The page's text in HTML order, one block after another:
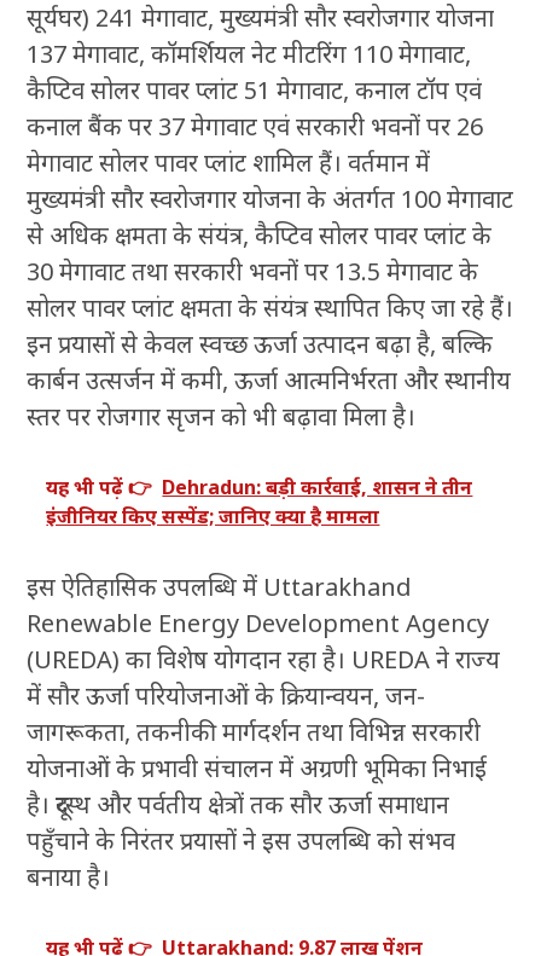
सूर्यघर) 241 मेगावाट, मुख्यमंत्री सौर स्वरोजगार योजना
137 मेगावाट, कॉमर्शियल नेट मीटरिंग 110 मेगावाट,
कैप्टिव सोलर पावर प्लांट 51 मेगावाट, कनाल टॉप एवं
कनाल बैंक पर 37 मेगावाट एवं सरकारी भवनों पर 26
मेगावाट सोलर पावर प्लांट शामिल हैं। वर्तमान में
मुख्यमंत्री सौर स्वरोजगार योजना के अंतर्गत 100 मेगावाट
से अधिक क्षमता के संयंत्र, कैप्टिव सोलर पावर प्लांट के
30 मेगावाट तथा सरकारी भवनों पर 13.5 मेगावाट के
सोलर पावर प्लांट क्षमता के संयंत्र स्थापित किए जा रहे हैं।
इन प्रयासों से केवल स्वच्छ ऊर्जा उत्पादन बढ़ा है, बल्कि
कार्बन उत्सर्जन में कमी, ऊर्जा आत्मनिर्भरता और स्थानीय
स्तर पर रोजगार सृजन को भी बढ़ावा मिला है।
यह भी पढ़ें 👉 Dehradun: बड़ी कार्रवाई, शासन ने तीन
इंजीनियर किए सस्पेंड; जानिए क्या है मामला
इस ऐतिहासिक उपलब्धि में Uttarakhand
Renewable Energy Development Agency
(UREDA) का विशेष योगदान रहा है। UREDA ने राज्य
में सौर ऊर्जा परियोजनाओं के क्रियान्वयन, जन-
जागरूकता, तकनीकी मार्गदर्शन तथा विभिन्न सरकारी
योजनाओं के प्रभावी संचालन में अग्रणी भूमिका निभाई
है। दूरस्थ और पर्वतीय क्षेत्रों तक सौर ऊर्जा समाधान
पहुँचाने के निरंतर प्रयासों ने इस उपलब्धि को संभव
बनाया है।
यह भी पढ़ें 👉 Uttarakhand: 9.87 लाख पेंशन